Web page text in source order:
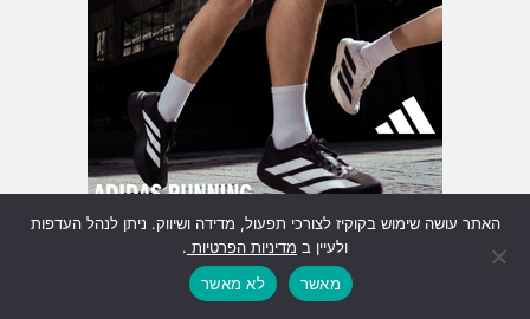
האתר עושה שימוש בקוקיז לצורכי תפעול, מדידה ושיווק. ניתן לנהל העדפות
ולעיין ב מדיניות הפרטיות .
מאשר
לא מאשר